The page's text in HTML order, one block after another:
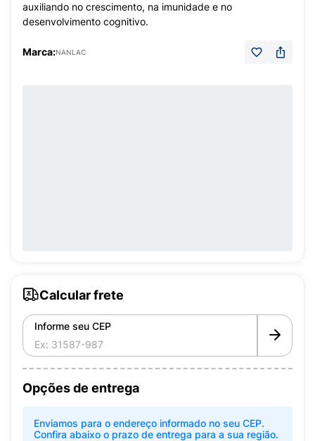
auxiliando no crescimento, na imunidade e no
desenvolvimento cognitivo.
Marca:NANLAC
Calcular frete
Informe seu CEP
Opções de entrega
Enviamos para o endereço informado no seu CEP.
Confira abaixo o prazo de entrega para a sua região.